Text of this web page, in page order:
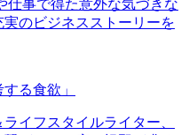
仕事で得た意外な気づきな
のビジネスストーリーを
る食欲」
イフスタイルライター、